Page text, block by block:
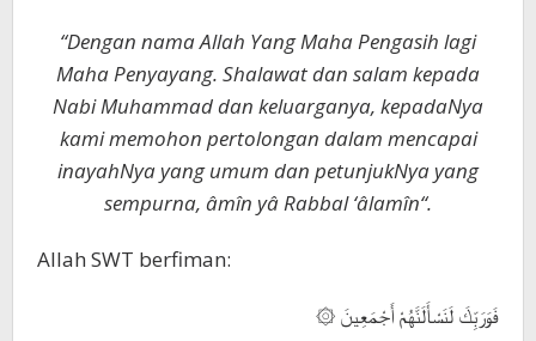
“Dengan nama Allah Yang Maha Pengasih lagi
Maha Penyayang. Shalawat dan salam kepada
Nabi Muhammad dan keluarganya, kepadaNya
kami memohon pertolongan dalam mencapai
inayahNya yang umum dan petunjukNya yang
sempurna, âmîn yâ Rabbal ‘âlamîn“.
Allah SWT berfiman:
فَوَرَبِّكَ لَنَسْأَلَنَّهُمْ أَجْمَعِينَ ۞